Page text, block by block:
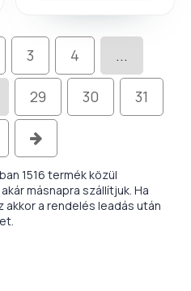
3 4 ...
29 30 31
1516 termék közül
másnapra szállítjuk. Ha
a rendelés leadás után